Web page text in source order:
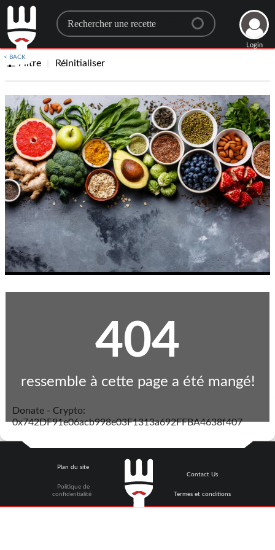
Search for a recipe
Login
Filtre Réinitialiser
< BACK
404
ressemble à cette page a été mangé!
Donate - Crypto:
0x742DF91e06acb998e03F1313a692FFBA4638f407
Plan du site
Politique de
confidentialité
Contact Us
Termes et conditions